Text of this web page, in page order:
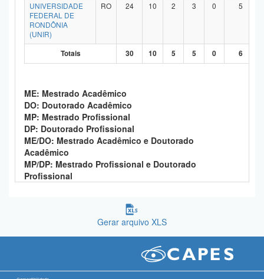
UNIVERSIDADE
FEDERAL DE
RONDÔNIA
(UNIR)
RO 24 10 2 3 0 5
Totais 30 10 5 5 0 6
ME: Mestrado Acadêmico
DO: Doutorado Acadêmico
MP: Mestrado Profissional
DP: Doutorado Profissional
ME/DO: Mestrado Acadêmico e Doutorado
Acadêmico
MP/DP: Mestrado Profissional e Doutorado
Profissional
Gerar arquivo XLS